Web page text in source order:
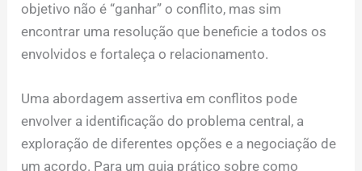
objetivo não é “ganhar” o conflito, mas sim
encontrar uma resolução que beneficie a todos os
envolvidos e fortaleça o relacionamento.
Uma abordagem assertiva em conflitos pode
envolver a identificação do problema central, a
exploração de diferentes opções e a negociação de
um acordo. Para um guia prático sobre como